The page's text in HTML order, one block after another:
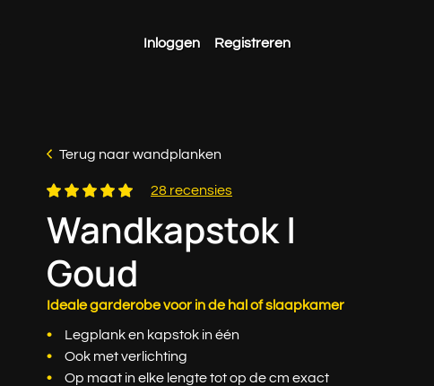
Inloggen Registreren
Terug naar wandplanken
28 recensies
Wandkapstok |
Goud
Ideale garderobe voor in de hal of slaapkamer
Legplank en kapstok in één
Ook met verlichting
Op maat in elke lengte tot op de cm exact